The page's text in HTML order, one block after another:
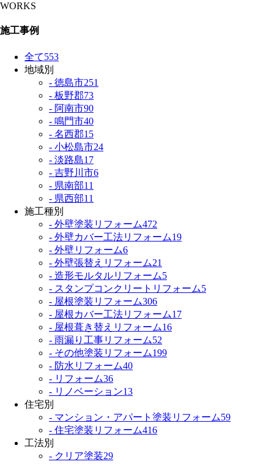
WORKS
施工事例
全て553
地域別
- 徳島市251
- 板野郡73
- 阿南市90
- 鳴門市40
- 名西郡15
- 小松島市24
- 淡路島17
- 吉野川市6
- 県南部11
- 県西部11
施工種別
- 外壁塗装リフォーム472
- 外壁カバー工法リフォーム19
- 外壁リフォーム6
- 外壁張替えリフォーム21
- 造形モルタルリフォーム5
- スタンプコンクリートリフォーム5
- 屋根塗装リフォーム306
- 屋根カバー工法リフォーム17
- 屋根葺き替えリフォーム16
- 雨漏り工事リフォーム52
- その他塗装リフォーム199
- 防水リフォーム40
- リフォーム36
- リノベーション13
住宅別
- マンション・アパート塗装リフォーム59
- 住宅塗装リフォーム416
工法別
- クリア塗装29